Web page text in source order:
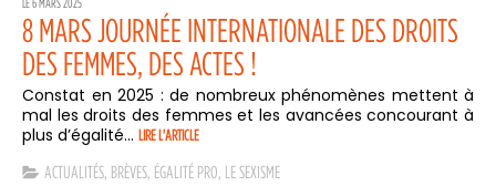
8 MARS JOURNÉE INTERNATIONALE DES DROITS
DES FEMMES, DES ACTES !
Constat en 2025 : de nombreux phénomènes mettent à
mal les droits des femmes et les avancées concourant à
plus d’égalité... LIRE L'ARTICLE
ACTUALITÉS BRÈVES ÉGALITÉ PRO LE SEXISME